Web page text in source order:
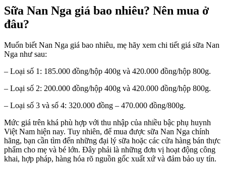
Sữa Nan Nga giá bao nhiêu? Nên mua ở
đâu?
Muốn biết Nan Nga giá bao nhiêu, mẹ hãy xem chi tiết giá sữa Nan
Nga như sau:
– Loại số 1: 185.000 đồng/hộp 400g và 420.000 đồng/hộp 800g.
– Loại số 2: 200.000 đồng/hộp 400g và 420.000 đồng/hộp 800g.
– Loại số 3 và số 4: 320.000 đồng – 470.000 đồng/800g.
Mức giá trên khá phù hợp với thu nhập của nhiều bậc phụ huynh
Việt Nam hiện nay. Tuy nhiên, để mua được sữa Nan Nga chính
hãng, bạn cần tìm đến những đại lý sữa hoặc các cửa hàng bán thực
phẩm cho mẹ và bé lớn. Đây phải là những đơn vị hoạt động công
khai, hợp pháp, hàng hóa rõ nguồn gốc xuất xứ và đảm bảo uy tín.